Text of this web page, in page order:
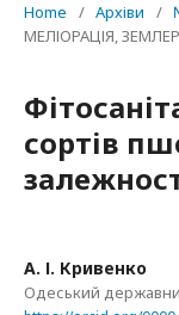
Home / Архіви /
МЕЛІОРАЦІЯ,
сортів
А. І. Кривенко
Одеський